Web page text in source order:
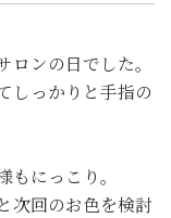
ンの日でした。
しっかりと手指の
にっこり。
次回のお色を検討